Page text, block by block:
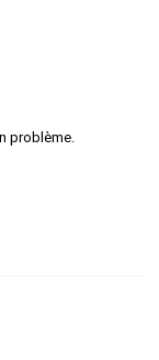
problème.